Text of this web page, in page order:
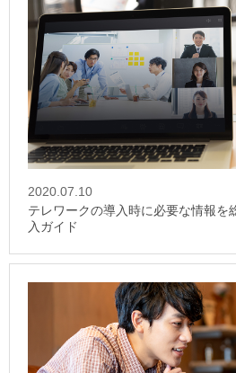
2020.07.10
テレワークの導入時に必要な情報を
入ガイド